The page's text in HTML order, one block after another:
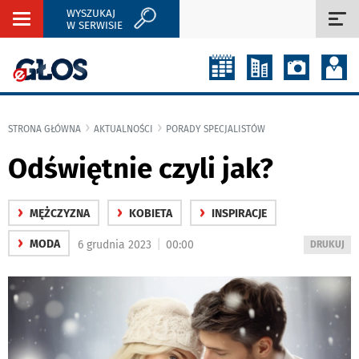
Rozwiń
WYSZUKAJ
W SERWISIE
STRONA GŁÓWNA AKTUALNOŚCI PORADY SPECJALISTÓW
Odświętnie czyli jak?
› MĘŻCZYZNA › KOBIETA › INSPIRACJE
› MODA
WYDRUKUJ
DRUKUJ
6 grudnia 2023 00:00